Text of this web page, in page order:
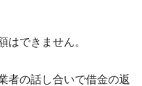
はできません。
者の話し合いで借金の返